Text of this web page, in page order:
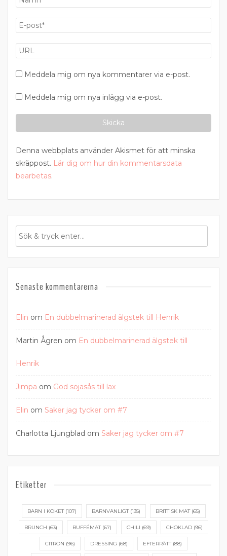
Meddela mig om nya kommentarer via e-post.
Meddela mig om nya inlägg via e-post.
Denna webbplats använder Akismet för att minska
skräppost. Lär dig om hur din kommentarsdata
bearbetas.
Senaste kommentarerna
Elin om En dubbelmarinerad älgstek till Henrik
Martin Ågren om En dubbelmarinerad älgstek till
Henrik
Jimpa om God sojasås till lax
Elin om Saker jag tycker om #7
Charlotta Ljungblad om Saker jag tycker om #7
Etiketter
BARN I KÖKET(107) BARNVÄNLIGT(135) BRITTISK MAT(65)
BRUNCH (63) BUFFÉMAT(67) CHILI (69) CHOKLAD (96)
CITRON (96) DRESSING (68) EFTERRÄTT(88)